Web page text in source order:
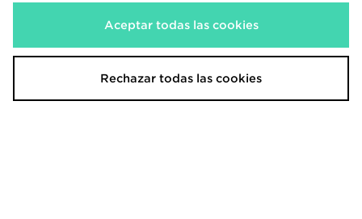
primera equipación Infantil
Aceptar todas las cookies
Rechazar todas las cookies